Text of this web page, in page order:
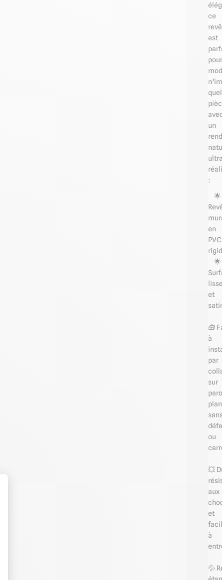
ce
est
pour
un
:
🌟
en
PVC
🌟
et
🧰
à
par
sur
ou
💥
aux
et
à
💦
: Personnalisez vos Options